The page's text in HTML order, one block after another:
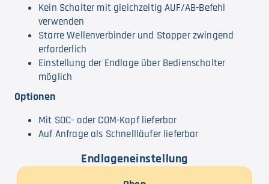
Kein Schalter mit gleichzeitig AUF/AB-Befehl
verwenden
Starre Wellenverbinder und Stopper zwingend
erforderlich
Einstellung der Endlage über Bedienschalter
möglich
Optionen
Mit SOC- oder COM-Kopf lieferbar
Auf Anfrage als Schnellläufer lieferbar
Endlageneinstellung